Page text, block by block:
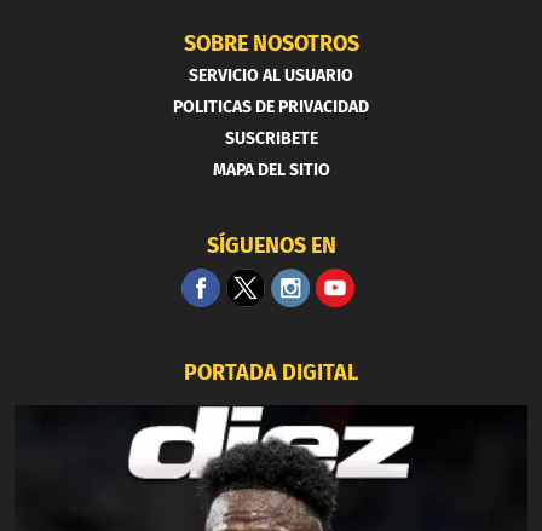
SOBRE NOSOTROS
SERVICIO AL USUARIO
POLITICAS DE PRIVACIDAD
SUSCRIBETE
MAPA DEL SITIO
SÍGUENOS EN
PORTADA DIGITAL